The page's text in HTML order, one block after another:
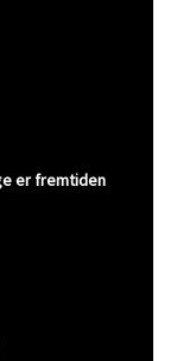
er fremtiden